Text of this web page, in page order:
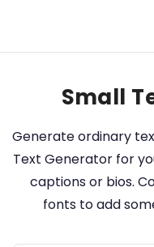
Small
Generate ordinary
Text Generator for
captions or bios.
fonts to add